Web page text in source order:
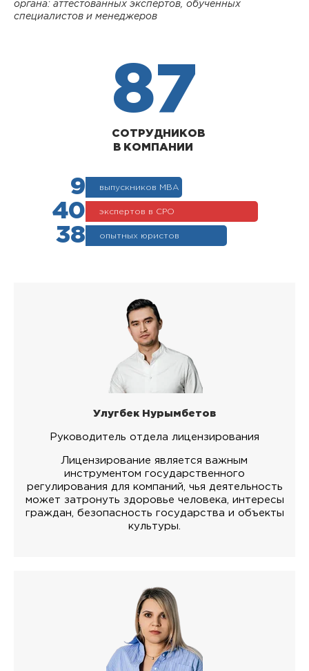
органа: аттестованных экспертов, обученных
специалистов и менеджеров
87
СОТРУДНИКОВ
В КОМПАНИИ
9 выпускников МВА
40 экспертов в СРО
38 опытных юристов
Улугбек Нурымбетов
Руководитель отдела лицензирования
Лицензирование является важным
инструментом государственного
регулирования для компаний, чья деятельность
может затронуть здоровье человека, интересы
граждан, безопасность государства и объекты
культуры.